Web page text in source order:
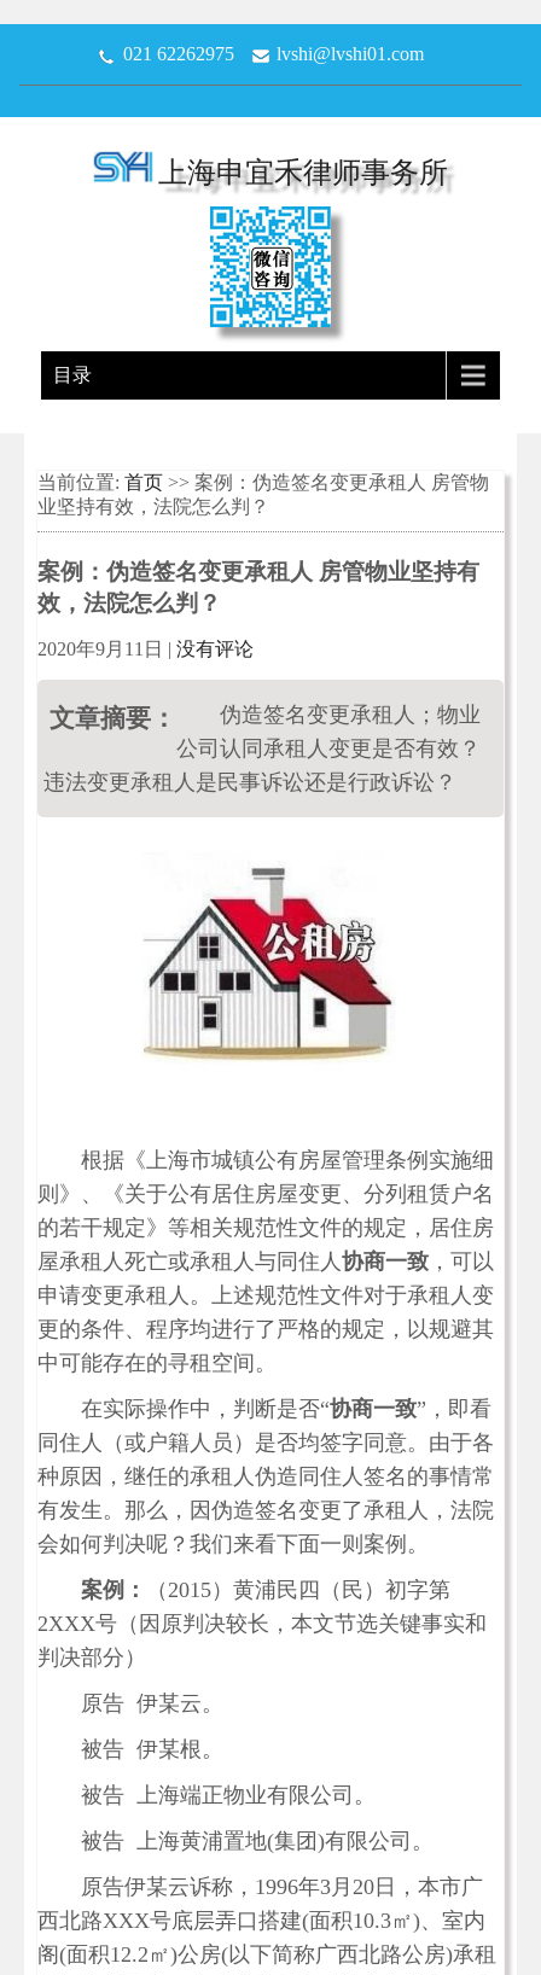
021 62262975 lvshi@lvshi01.com
上海申宜禾律师事务所
目录
当前位置: 首页 >> 案例：伪造签名变更承租人 房管物
业坚持有效，法院怎么判？
案例：伪造签名变更承租人 房管物业坚持有
效，法院怎么判？
2020年9月11日 | 没有评论
文章摘要：
伪造签名变更承租人；物业
公司认同承租人变更是否有效？
违法变更承租人是民事诉讼还是行政诉讼？
根据《上海市城镇公有房屋管理条例实施细
则》、《关于公有居住房屋变更、分列租赁户名
的若干规定》等相关规范性文件的规定，居住房
屋承租人死亡或承租人与同住人协商一致 ，可以
申请变更承租人。上述规范性文件对于承租人变
更的条件、程序均进行了严格的规定，以规避其
中可能存在的寻租空间。
在实际操作中，判断是否“协商一致”，即看
同住人（或户籍人员）是否均签字同意。由于各
种原因，继任的承租人伪造同住人签名的事情常
有发生。那么，因伪造签名变更了承租人，法院
会如何判决呢？我们来看下面一则案例。
案例：
（2015）黄浦民四（民）初字第
2XXX号（因原判决较长，本文节选关键事实和
判决部分）
原告 伊某云。
被告 伊某根。
被告 上海端正物业有限公司。
被告 上海黄浦置地(集团)有限公司。
原告伊某云诉称，1996年3月20日，本市广
西北路XXX号底层弄口搭建(面积10.3㎡)、室内
阁(面积12.2㎡)公房(以下简称广西北路公房)承租